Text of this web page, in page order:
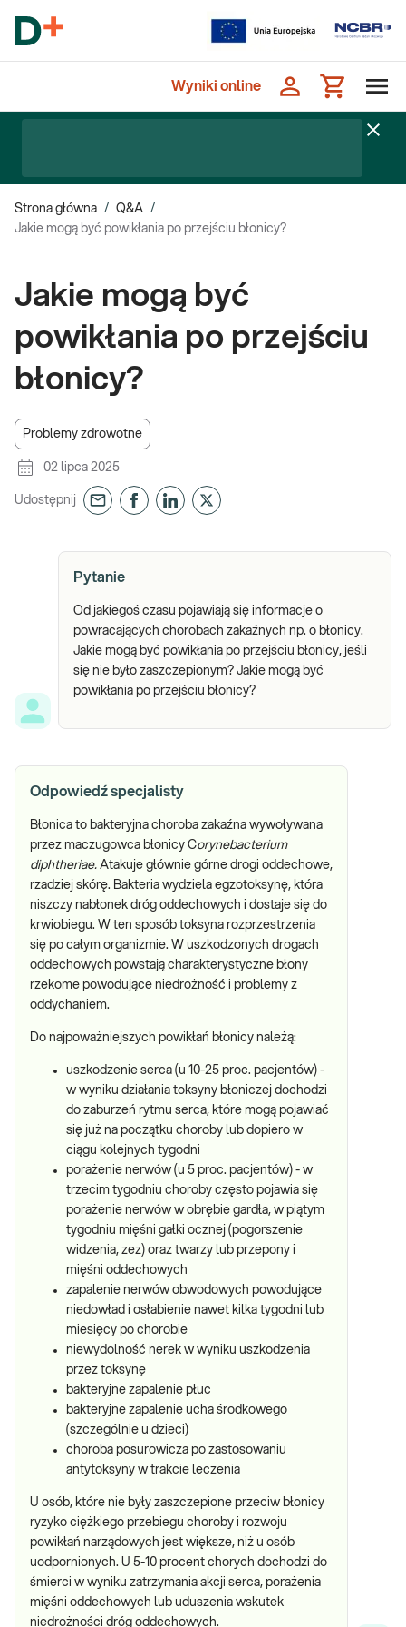
Wyniki online
Strona główna / Q&A /
Jakie mogą być powikłania po przejściu błonicy?
Jakie mogą być
powikłania po przejściu
błonicy?
Problemy zdrowotne
02 lipca 2025
Udostępnij
Pytanie
Od jakiegoś czasu pojawiają się informacje o
powracających chorobach zakaźnych np. o błonicy.
Jakie mogą być powikłania po przejściu błonicy, jeśli
się nie było zaszczepionym? Jakie mogą być
powikłania po przejściu błonicy?
Odpowiedź specjalisty
Błonica to bakteryjna choroba zakaźna wywoływana
przez maczugowca błonicy Corynebacterium
diphtheriae. Atakuje głównie górne drogi oddechowe,
rzadziej skórę. Bakteria wydziela egzotoksynę, która
niszczy nabłonek dróg oddechowych i dostaje się do
krwiobiegu. W ten sposób toksyna rozprzestrzenia
się po całym organizmie. W uszkodzonych drogach
oddechowych powstają charakterystyczne błony
rzekome powodujące niedrożność i problemy z
oddychaniem.
Do najpoważniejszych powikłań błonicy należą:
uszkodzenie serca (u 10-25 proc. pacjentów) -
w wyniku działania toksyny błoniczej dochodzi
do zaburzeń rytmu serca, które mogą pojawiać
się już na początku choroby lub dopiero w
ciągu kolejnych tygodni
porażenie nerwów (u 5 proc. pacjentów) - w
trzecim tygodniu choroby często pojawia się
porażenie nerwów w obrębie gardła, w piątym
tygodniu mięśni gałki ocznej (pogorszenie
widzenia, zez) oraz twarzy lub przepony i
mięśni oddechowych
zapalenie nerwów obwodowych powodujące
niedowład i osłabienie nawet kilka tygodni lub
miesięcy po chorobie
niewydolność nerek w wyniku uszkodzenia
przez toksynę
bakteryjne zapalenie płuc
bakteryjne zapalenie ucha środkowego
(szczególnie u dzieci)
choroba posurowicza po zastosowaniu
antytoksyny w trakcie leczenia
U osób, które nie były zaszczepione przeciw błonicy
ryzyko ciężkiego przebiegu choroby i rozwoju
powikłań narządowych jest większe, niż u osób
uodpornionych. U 5-10 procent chorych dochodzi do
śmierci w wyniku zatrzymania akcji serca, porażenia
mięśni oddechowych lub uduszenia wskutek
niedrożności dróg oddechowych.